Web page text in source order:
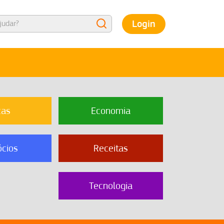
Login
Economia
Receitas
Tecnologia